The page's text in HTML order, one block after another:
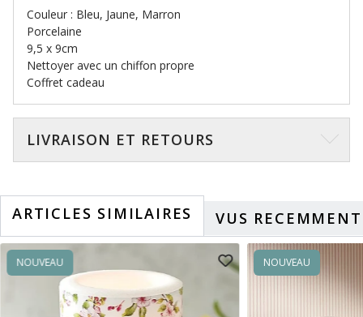
Couleur : Bleu, Jaune, Marron
Porcelaine
9,5 x 9cm
Nettoyer avec un chiffon propre
Coffret cadeau
LIVRAISON ET RETOURS
ARTICLES SIMILAIRES VUS RECEMMENT
NOUVEAU NOUVEAU